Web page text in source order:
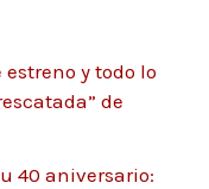
estreno y todo lo
de
40 aniversario: